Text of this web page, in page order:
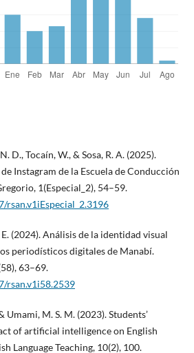
D., Tocaín, W., & Sosa, R. A. (2025).
Instagram de la Escuela de Conducción
1(Especial_2), 54–59.
(2024). Análisis de la identidad visual
periodísticos digitales de Manabí.
63–69.
rsan.v1i58.2539
Umami, M. S. M. (2023). Students’
of artificial intelligence on English
Language Teaching, 10(2), 100.